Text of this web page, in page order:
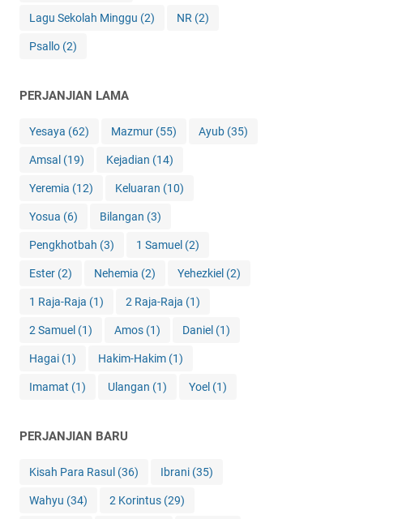
Lagu Sekolah Minggu (2) NR (2)
Psallo (2)
PERJANJIAN LAMA
Yesaya (62) Mazmur (55) Ayub (35)
Amsal (19) Kejadian (14)
Yeremia (12) Keluaran (10)
Yosua (6) Bilangan (3)
Pengkhotbah (3) 1 Samuel (2)
Ester (2) Nehemia (2) Yehezkiel (2)
1 Raja-Raja (1) 2 Raja-Raja (1)
2 Samuel (1) Amos (1) Daniel (1)
Hagai (1) Hakim-Hakim (1)
Imamat (1) Ulangan (1) Yoel (1)
PERJANJIAN BARU
Kisah Para Rasul (36) Ibrani (35)
Wahyu (34) 2 Korintus (29)